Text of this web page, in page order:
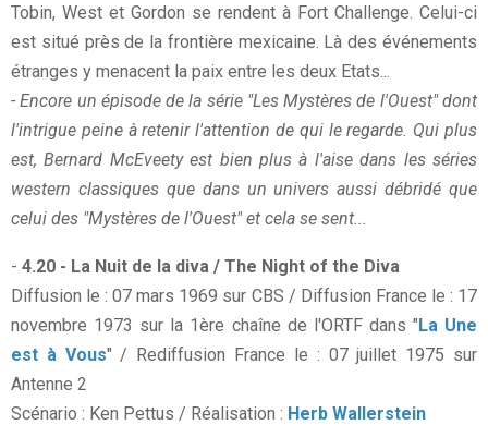
Tobin, West et Gordon se rendent à Fort Challenge. Celui-ci
est situé près de la frontière mexicaine. Là des événements
étranges y menacent la paix entre les deux Etats...
- Encore un épisode de la série "Les Mystères de l'Ouest" dont
l'intrigue peine à retenir l'attention de qui le regarde. Qui plus
est, Bernard McEveety est bien plus à l'aise dans les séries
western classiques que dans un univers aussi débridé que
celui des "Mystères de l'Ouest" et cela se sent...
- 4.20 - La Nuit de la diva / The Night of the Diva
Diffusion le : 07 mars 1969 sur CBS / Diffusion France le : 17
novembre 1973 sur la 1ère chaîne de l'ORTF dans "La Une
est à Vous" / Rediffusion France le : 07 juillet 1975 sur
Antenne 2
Scénario : Ken Pettus / Réalisation : Herb Wallerstein